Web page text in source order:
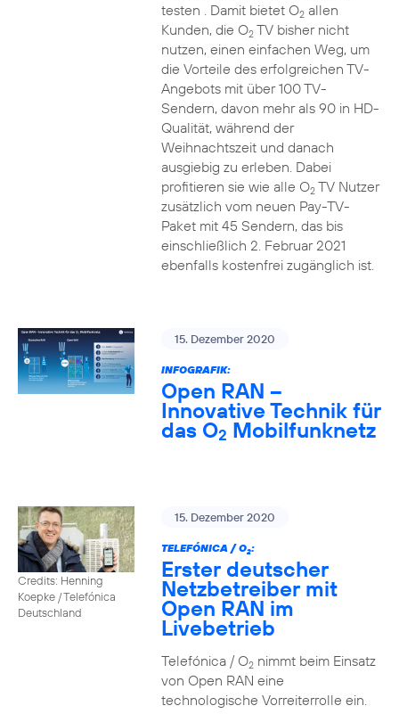
testen . Damit bietet O2allen
Kunden, die O2TV bisher nicht
nutzen, einen einfachen Weg, um
die Vorteile des erfolgreichen TV-
Angebots mit über 100 TV-
Sendern, davon mehr als 90 in HD-
Qualität, während der
Weihnachtszeit und danach
ausgiebig zu erleben. Dabei
profitieren sie wie alle O2TV Nutzer
zusätzlich vom neuen Pay-TV-
Paket mit 45 Sendern, das bis
einschließlich 2. Februar 2021
ebenfalls kostenfrei zugänglich ist.
15. Dezember 2020
INFOGRAFIK:
Open RAN –
Innovative Technik für
das O2 Mobilfunknetz
Credits: Henning
Koepke / Telefónica
Deutschland
15. Dezember 2020
TELEFÓNICA / O2:
Erster deutscher
Netzbetreiber mit
Open RAN im
Livebetrieb
Telefónica / O2nimmt beim Einsatz
von Open RAN eine
technologische Vorreiterrolle ein.